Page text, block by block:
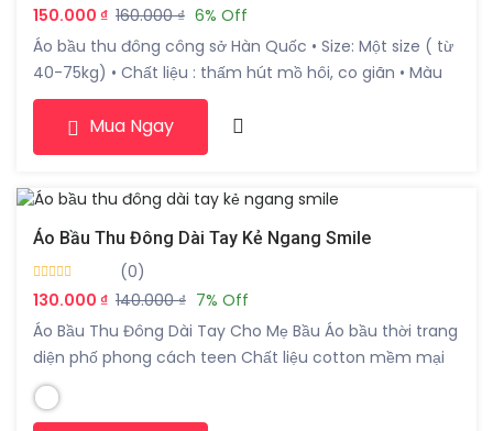
150.000 ₫ 160.000 ₫ 6% Off
Áo bầu thu đông công sở Hàn Quốc • Size: Một size ( từ
40-75kg) • Chất liệu : thấm hút mồ hôi, co giãn • Màu
sắc: nhiều màu • Hàng đẹp nên các mẹ yên tâm về sản
phẩm • Style hàn quốc giúp mẹ bầu thêm trẻ trung,
năng động. • Thích […]
Mua Ngay
Áo Bầu Thu Đông Dài Tay Kẻ Ngang Smile
(0)
130.000 ₫ 140.000 ₫ 7% Off
Áo Bầu Thu Đông Dài Tay Cho Mẹ Bầu Áo bầu thời trang
diện phố phong cách teen Chất liệu cotton mềm mại
Kẻ đen, kẻ trắng, kẻ hồng Freesize từ 45-68kg